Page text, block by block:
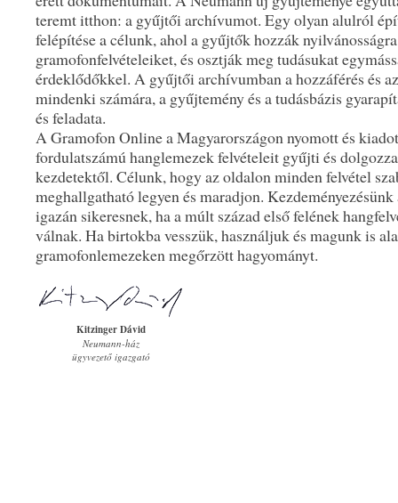
teremt itthon: a gyűjtői archívumot. Egy olyan alulról
felépítése a célunk, ahol a gyűjtők hozzák nyilvánosságra
gramofonfelvételeiket, és osztják meg tudásukat
érdeklődőkkel. A gyűjtői archívumban a hozzáférés és
mindenki számára, a gyűjtemény és a tudásbázis
és feladata.
A Gramofon Online a Magyarországon nyomott és
fordulatszámú hanglemezek felvételeit gyűjti és
kezdetektől. Célunk, hogy az oldalon minden felvétel
meghallgatható legyen és maradjon.
igazán sikeresnek, ha a múlt század első felének
válnak. Ha birtokba vesszük, használjuk és magunk is
gramofonlemezeken megőrzött hagyományt.
Kitzinger Dávid
Neumann-ház
ügyvezető igazgató